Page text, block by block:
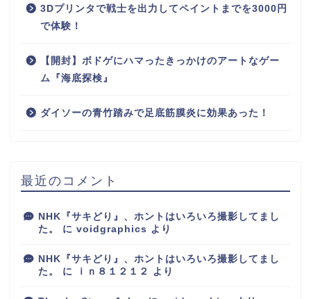
3Dプリンタで戦士を出力してペイントまでを3000円
で体験！
【開封】ボドゲにハマったきっかけのアートなゲー
ム『海底探検』
ダイソーの青竹踏みで足底筋膜炎に効果あった！
最近のコメント
NHK『サキどり』、ホントはいろいろ撮影してまし
た。
に voidgraphics より
NHK『サキどり』、ホントはいろいろ撮影してまし
た。
に ｉｎ８１２１２ より